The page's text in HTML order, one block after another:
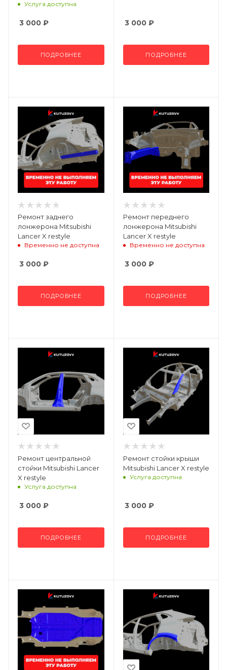
Услуга доступна
3 000 ₽
ПОДРОБНЕЕ
3 000₽
ПОДРОБНЕЕ
Ремонт заднего
лонжерона Mitsubishi
Lancer X restyle
Временно не доступна
3 000 ₽
ПОДРОБНЕЕ
Ремонт переднего
лонжерона Mitsubishi
Lancer X restyle
Временно не доступна
3 000₽
ПОДРОБНЕЕ
Ремонт центральной
стойки Mitsubishi Lancer
X restyle
Услуга доступна
3 000 ₽
ПОДРОБНЕЕ
Ремонт стойки крыши
Mitsubishi Lancer X restyle
Услуга доступна
3 000₽
ПОДРОБНЕЕ